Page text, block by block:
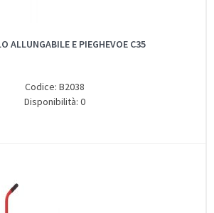
ALLUNGABILE E PIEGHEVOE C35
Codice: B2038
Disponibilità: 0